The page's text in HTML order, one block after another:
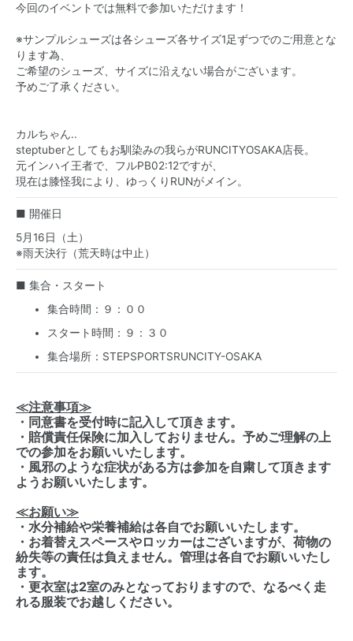
今回のイベントでは無料で参加いただけます！
※サンプルシューズは各シューズ各サイズ1足ずつでのご用意とな
ります為、
ご希望のシューズ、サイズに沿えない場合がございます。
予めご了承ください。
カルちゃん..
steptuberとしてもお馴染みの我らがRUNCITYOSAKA店長。
元インハイ王者で、フルPB02:12ですが、
現在は膝怪我により、ゆっくりRUNがメイン。
■ 開催日
5月16日（土）
※雨天決行（荒天時は中止）
■ 集合・スタート
集合時間：９：００
スタート時間：９：３０
集合場所：STEPSPORTSRUNCITY-OSAKA
≪注意事項≫
・同意書を受付時に記入して頂きます。
・賠償責任保険に加入しておりません。予めご理解の上
での参加をお願いいたします。
・風邪のような症状がある方は参加を自粛して頂きます
ようお願いいたします。
≪お願い≫
・水分補給や栄養補給は各自でお願いいたします。
・お着替えスペースやロッカーはございますが、荷物の
紛失等の責任は負えません。管理は各自でお願いいたし
ます。
・更衣室は2室のみとなっておりますので、なるべく走
れる服装でお越しください。